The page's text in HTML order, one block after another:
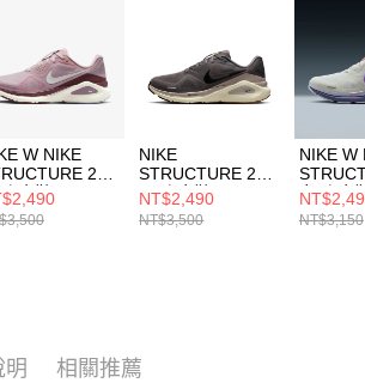
W NIKE
26
步鞋
NIKE
STRUCTURE 26
男 跑步鞋
HJ1102200
NT$2,490
NT$3,500
NIKE W
女 跑步
NT$3,150
明 相關推薦